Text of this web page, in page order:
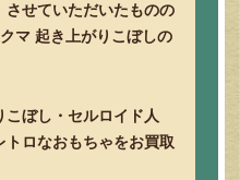
させていただいたものの
マ 起き上がりこぼしの
ぼし・セルロイド人
ロなおもちゃをお買取